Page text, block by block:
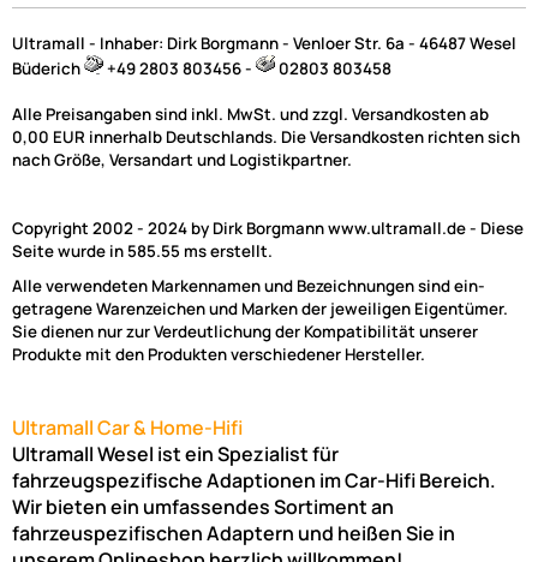
Ultramall - Inhaber: Dirk Borgmann - Venloer Str. 6a - 46487 Wesel
Büderich
+49 2803 803456 - 02803 803458
Alle Preisangaben sind inkl. MwSt. und zzgl. Versandkosten ab
0,00 EUR innerhalb Deutschlands. Die Versandkosten richten sich
nach Größe, Versandart und Logistikpartner.
Copyright 2002 - 2024 by Dirk Borgmann www.ultramall.de - Diese
Seite wurde in 585.55 ms erstellt.
Alle verwendeten Markennamen und Bezeichnungen sind ein-
getragene Warenzeichen und Marken der jeweiligen Eigentümer.
Sie dienen nur zur Verdeutlichung der Kompatibilität unserer
Produkte mit den Produkten verschiedener Hersteller.
Ultramall Car & Home-Hifi
Ultramall Wesel ist ein Spezialist für
fahrzeugspezifische Adaptionen im Car-Hifi Bereich.
Wir bieten ein umfassendes Sortiment an
fahrzeuspezifischen Adaptern und heißen Sie in